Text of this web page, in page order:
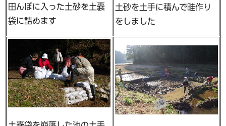
田んぼに入った土砂を土嚢
袋に詰めます
土砂を土手に積んで畦作り
をしました